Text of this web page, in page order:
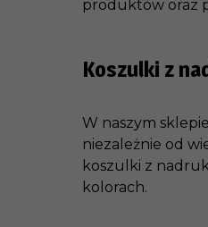
produktów oraz
Koszulki z
W naszym
niezależnie od
koszulki z
kolorach.